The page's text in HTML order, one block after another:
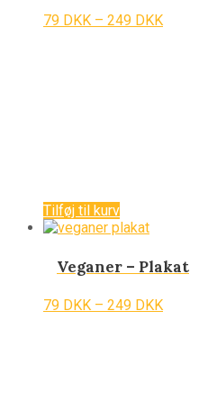
79 DKK – 249 DKK
Tilføj til kurv
Veganer – Plakat
79 DKK – 249 DKK